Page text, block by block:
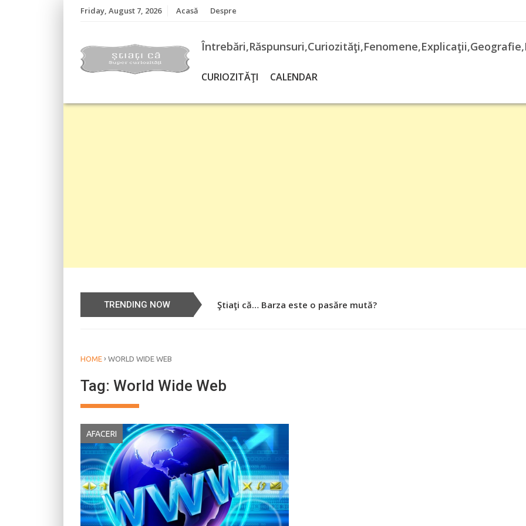
Friday, August 7, 2026 Acasă Despre
CURIOZITĂŢI CALENDAR
TRENDING NOW Ştiaţi că… Barza este o pasăre mută?
Știați că… Roşiile îsi păstrează substanţele benefice organismului
HOME › WORLD WIDE WEB
Tag: World Wide Web
AFACERI